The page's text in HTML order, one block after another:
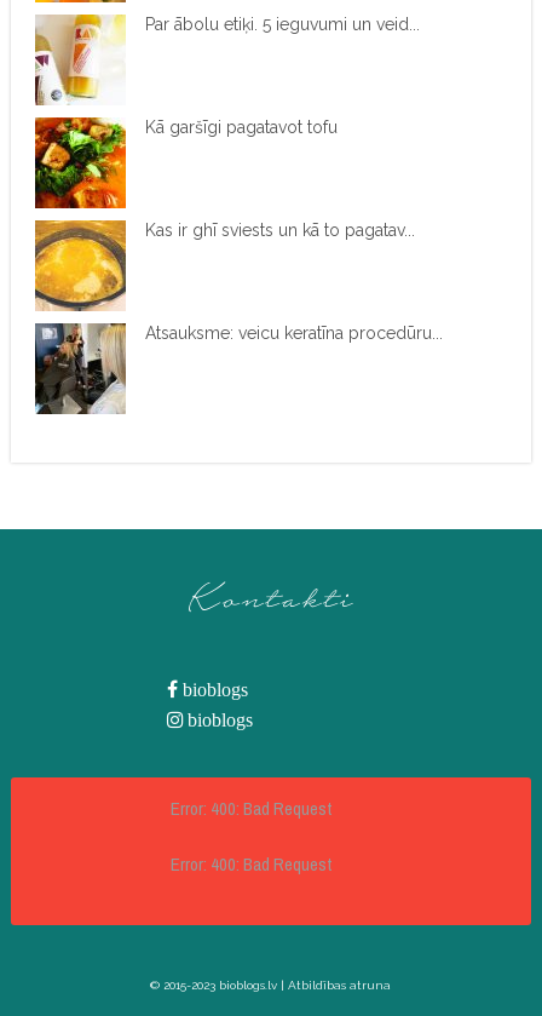
Par ābolu etiķi. 5 ieguvumi un veid...
Kā garšīgi pagatavot tofu
Kas ir ghī sviests un kā to pagatav...
Atsauksme: veicu keratīna procedūru...
Kontakti
bioblogs
bioblogs
Error: 400: Bad Request
Error: 400: Bad Request
© 2015-2023 bioblogs.lv |Atbildības atruna